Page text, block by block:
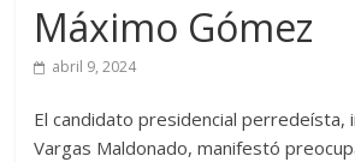
Máximo Gómez
abril 9, 2024
El candidato presidencial perredeísta,
Vargas Maldonado, manifestó